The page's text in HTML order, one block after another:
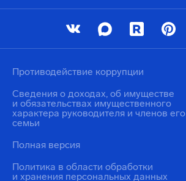
Политика в области обработки
и хранения персональных данных
Противодействие коррупции
Сведения о доходах, об имуществе
и обязательствах имущественного
характера руководителя и членов его
семьи
Полная версия